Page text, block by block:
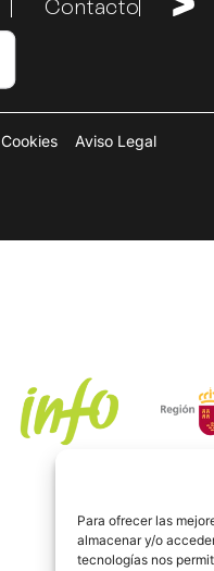
Para ofrecer las
almacenar y/o
tecnologías nos
Contacto
Cookies Aviso Legal